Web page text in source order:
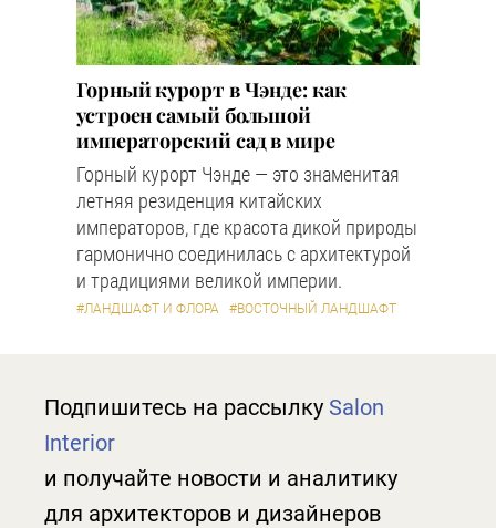
Горный курорт в Чэнде: как
устроен самый большой
императорский сад в мире
Горный курорт Чэнде — это знаменитая
летняя резиденция китайских
императоров, где красота дикой природы
гармонично соединилась с архитектурой
и традициями великой империи.
#ЛАНДШАФТ И ФЛОРА #ВОСТОЧНЫЙ ЛАНДШАФТ
Подпишитесь на рассылку Salon
Interior
и получайте новости и аналитику
для архитекторов и дизайнеров